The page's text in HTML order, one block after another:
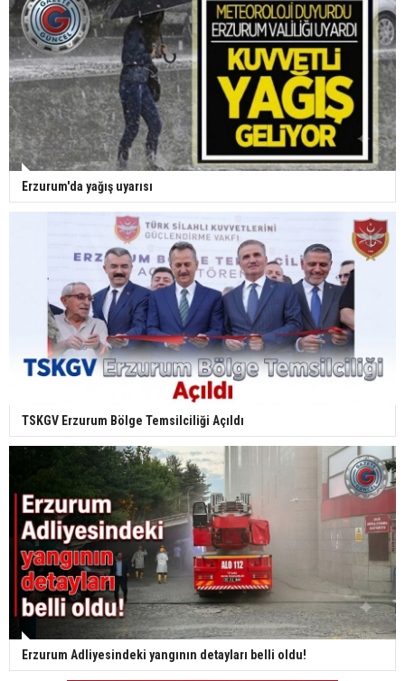
Erzurum'da yağış uyarısı
TSKGV Erzurum Bölge Temsilciliği Açıldı
Erzurum Adliyesindeki yangının detayları belli oldu!